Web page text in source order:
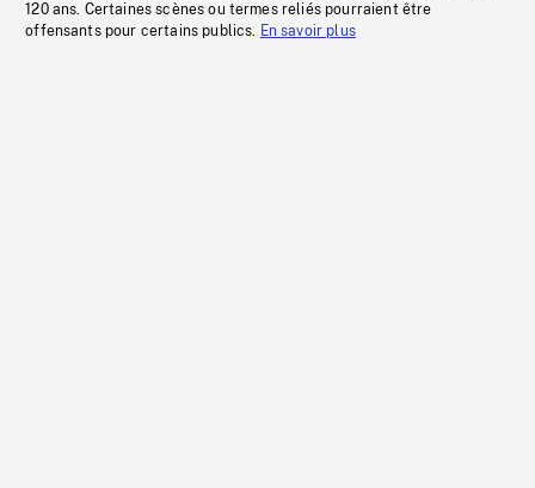
120 ans. Certaines scènes ou termes reliés pourraient être
offensants pour certains publics. En savoir plus